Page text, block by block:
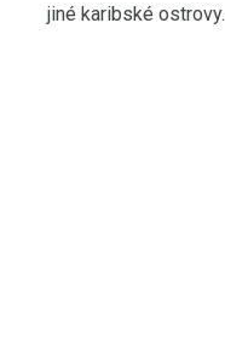
jiné karibské ostrovy.